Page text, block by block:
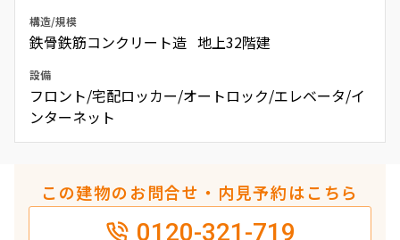
構造/規模
鉄骨鉄筋コンクリート造 地上32階建
設備
フロント/宅配ロッカー/オートロック/エレベータ/イ
ンターネット
この建物のお問合せ・内見予約はこちら
0120-321-719